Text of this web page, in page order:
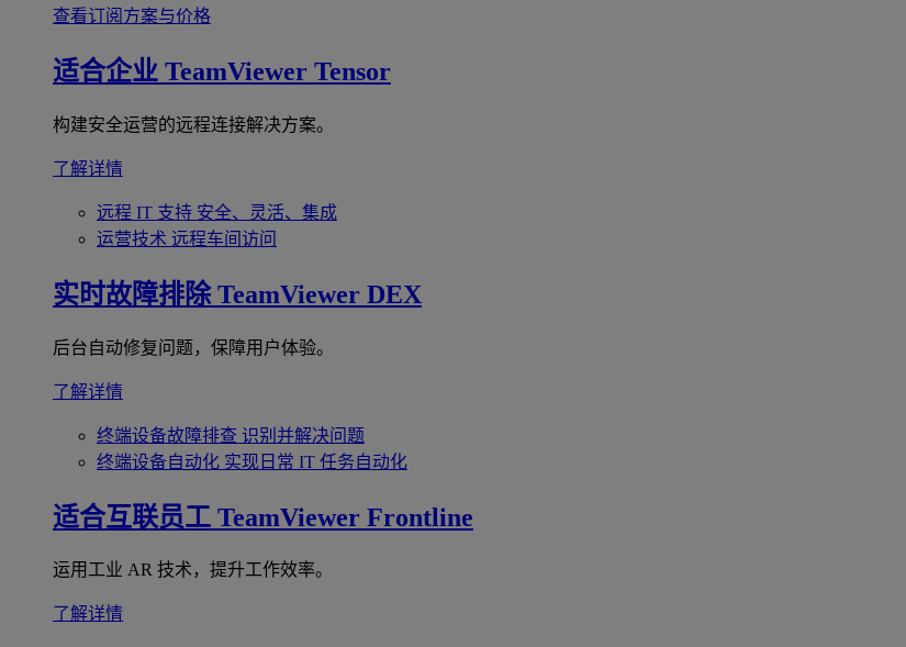
查看订阅方案与价格
适合企业 TeamViewer Tensor
构建安全运营的远程连接解决方案。
了解详情
远程 IT 支持 安全、灵活、集成
运营技术 远程车间访问
实时故障排除 TeamViewer DEX
后台自动修复问题，保障用户体验。
了解详情
终端设备故障排查 识别并解决问题
终端设备自动化 实现日常 IT 任务自动化
适合互联员工 TeamViewer Frontline
运用工业 AR 技术，提升工作效率。
了解详情